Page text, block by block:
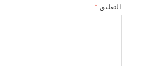
التعليق *